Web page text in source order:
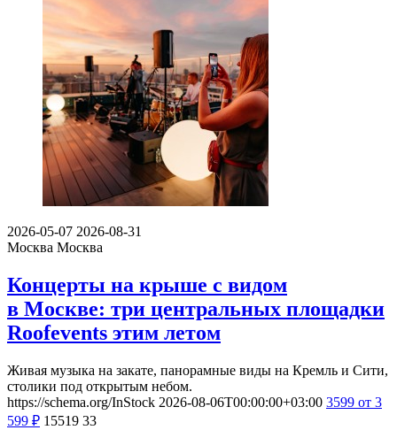
2026-05-07 2026-08-31
Москва Москва
Концерты на крыше с видом
в Москве: три центральных площадки
Roofevents этим летом
Живая музыка на закате, панорамные виды на Кремль и Сити,
столики под открытым небом.
https://schema.org/InStock 2026-08-06T00:00:00+03:00 3599 от 3
599 ₽ 15519 33